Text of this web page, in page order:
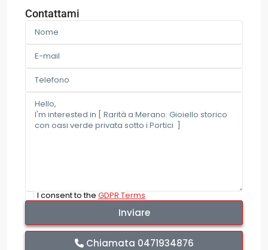
Contattami
I consent to theGDPR Terms
Chiamata 0471934876